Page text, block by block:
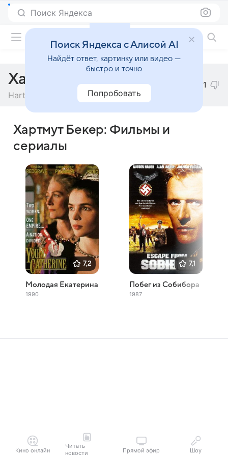
Поиск Яндекса
Хартмут Бекер
Hartmut Becker
1
Хартмут Бекер: Фильмы и
сериалы
7,2
Молодая Екатерина
1990
7,1
Побег из Собибора
1987
Кино онлайн
Читать
новости
Прямой эфир Шоу
Поиск Яндекса с Алисой AI
Найдёт ответ, картинку или видео —
быстро и точно
Попробовать